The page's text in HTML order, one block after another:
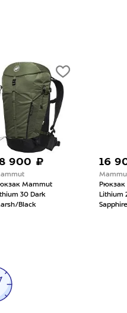
900 ₽
Mammut
30 Dark
Black
16
Mammut
Рюкзак
Lithium